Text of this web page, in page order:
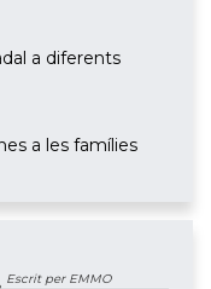
a diferents
a les famílies
Escrit per EMMO